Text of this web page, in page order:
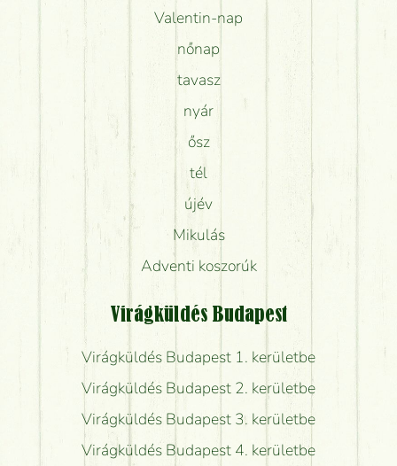
Valentin-nap
nőnap
tavasz
nyár
ősz
tél
újév
Mikulás
Adventi koszorúk
Virágküldés Budapest
Virágküldés Budapest 1. kerületbe
Virágküldés Budapest 2. kerületbe
Virágküldés Budapest 3. kerületbe
Virágküldés Budapest 4. kerületbe